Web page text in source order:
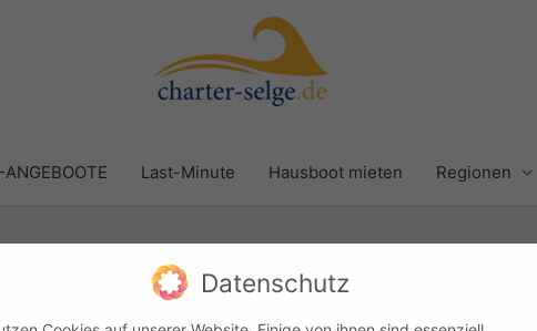
Last-Minute Hausboot mieten Regionen
Datenschutz